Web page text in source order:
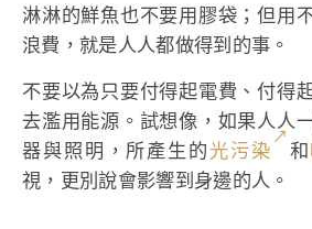
淋淋的鮮魚也不要用膠袋；但用
浪費，就是人人都做得到的事。
不要以為只要付得起電費、付得
去濫用能源。試想像，如果人人
器與照明，所產生的光污染 和
視，更別說會影響到身邊的人。